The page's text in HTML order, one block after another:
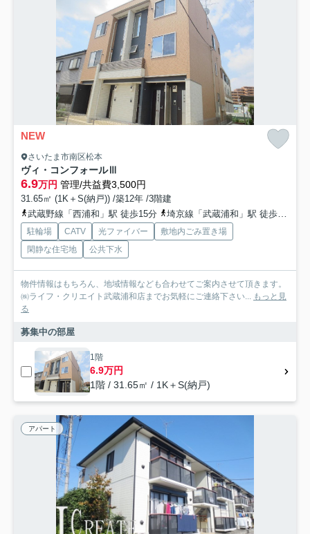
NEW
さいたま市南区松本
ヴィ・コンフォールⅢ
6.9万円 管理/共益費3,500円
31.65㎡ (1K＋S(納戸)) /築12年 /3階建
武蔵野線「西浦和」駅 徒歩15分
埼京線「武蔵浦和」駅 徒歩31分
駐輪場 CATV 光ファイバー
敷地内ごみ置き場
閑静な住宅地
公共下水
物件情報はもちろん、地域情報なども合わせてご案内させて頂きます。
㈱ライフ・クリエイト武蔵浦和店までお気軽にご連絡下さい... もっと見
る
募集中の部屋
1階
6.9万円
1階 / 31.65㎡ / 1K＋S(納戸)
アパート